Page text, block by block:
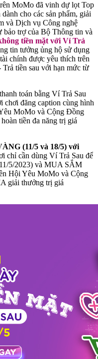
MoMo đã vinh dự lọt Top
cho các sản phẩm, giải
và Dịch vụ Công nghệ
trợ của Bộ Thông tin và
tiền mặt với Ví Trả
tin tưởng ủng hộ sử dụng
chính được yêu thích trên
tiền sau với hạn mức từ
toán bằng Ví Trả Sau
chơi đăng caption cùng hình
MoMo và Cộng Đồng
tiền đa năng trị giá
(11/5 và 18/5) với
chỉ cần dùng Ví Trả Sau để
5/2023) và MUA SẮM
Hội Yêu MoMo và Cộng
giải thưởng trị giá